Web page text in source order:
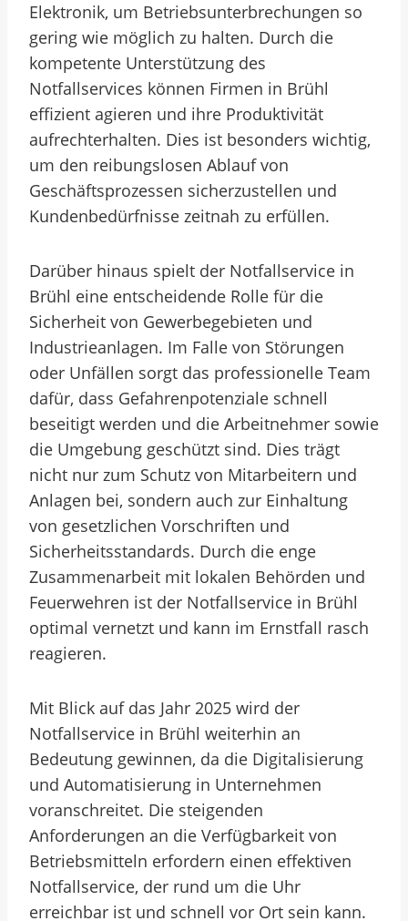
Elektronik, um Betriebsunterbrechungen so
gering wie möglich zu halten. Durch die
kompetente Unterstützung des
Notfallservices können Firmen in Brühl
effizient agieren und ihre Produktivität
aufrechterhalten. Dies ist besonders wichtig,
um den reibungslosen Ablauf von
Geschäftsprozessen sicherzustellen und
Kundenbedürfnisse zeitnah zu erfüllen.
Darüber hinaus spielt der Notfallservice in
Brühl eine entscheidende Rolle für die
Sicherheit von Gewerbegebieten und
Industrieanlagen. Im Falle von Störungen
oder Unfällen sorgt das professionelle Team
dafür, dass Gefahrenpotenziale schnell
beseitigt werden und die Arbeitnehmer sowie
die Umgebung geschützt sind. Dies trägt
nicht nur zum Schutz von Mitarbeitern und
Anlagen bei, sondern auch zur Einhaltung
von gesetzlichen Vorschriften und
Sicherheitsstandards. Durch die enge
Zusammenarbeit mit lokalen Behörden und
Feuerwehren ist der Notfallservice in Brühl
optimal vernetzt und kann im Ernstfall rasch
reagieren.
Mit Blick auf das Jahr 2025 wird der
Notfallservice in Brühl weiterhin an
Bedeutung gewinnen, da die Digitalisierung
und Automatisierung in Unternehmen
voranschreitet. Die steigenden
Anforderungen an die Verfügbarkeit von
Betriebsmitteln erfordern einen effektiven
Notfallservice, der rund um die Uhr
erreichbar ist und schnell vor Ort sein kann.